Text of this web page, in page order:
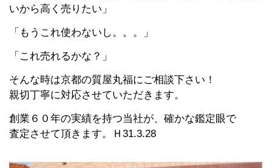
いから高く売りたい」
「もうこれ使わないし。。。」
「これ売れるかな？」
そんな時は京都の質屋丸福にご相談下さい！
親切丁寧に対応させていただきます。
創業６０年の実績を持つ当社が、確かな鑑定眼で
査定させて頂きます。Ｈ31.3.28